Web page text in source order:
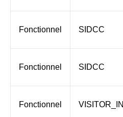
Fonctionnel SIDCC
Fonctionnel SIDCC
Fonctionnel